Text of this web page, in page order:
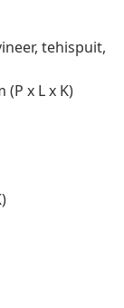
tehispuit,
x L x K)